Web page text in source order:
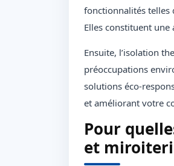
fonctionnalités telles
Elles constituent
Ensuite, l’isolation
préoccupations
solutions éco-
et améliorant votre
Pour
et